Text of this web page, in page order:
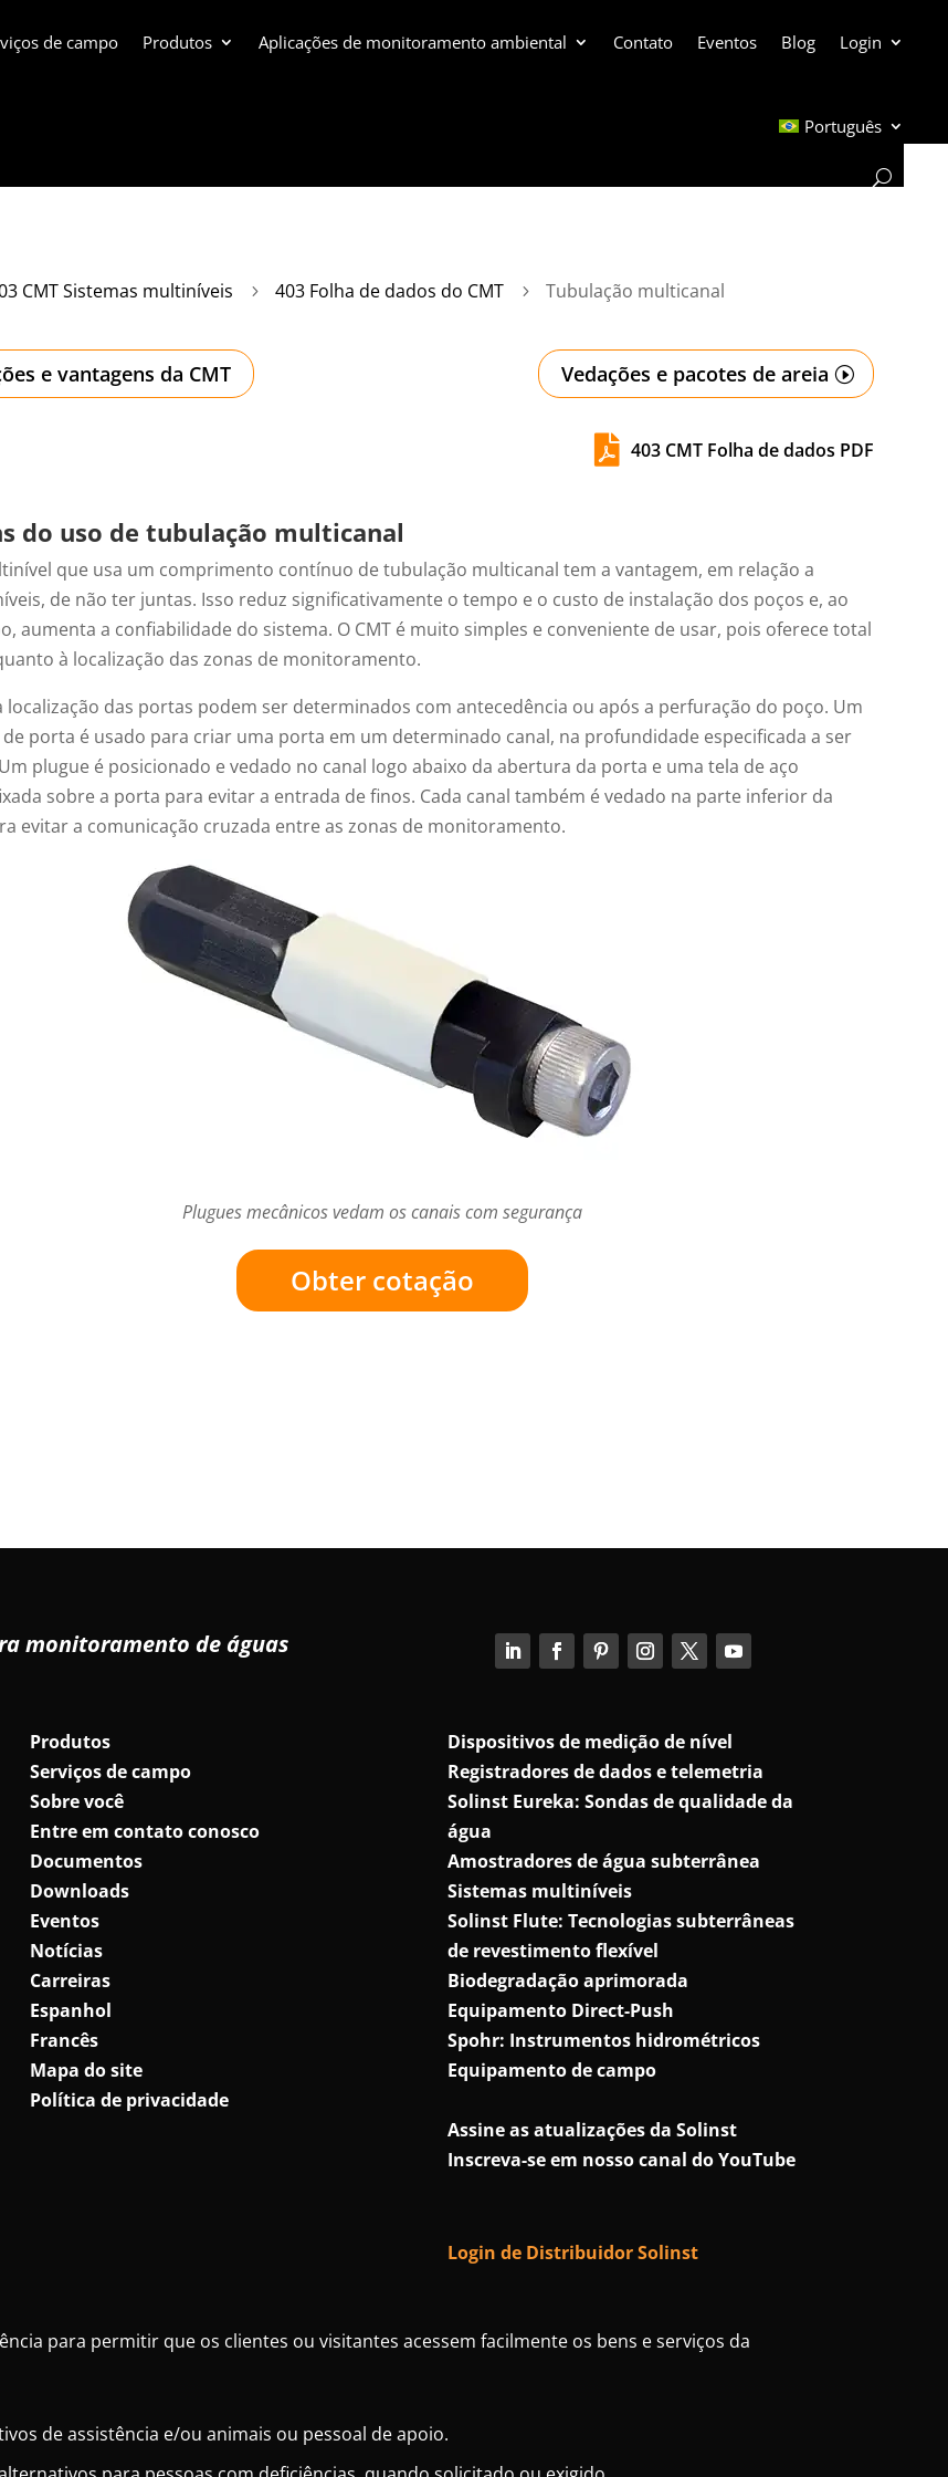
de campo Produtos Aplicações de monitoramento ambiental Contato Eventos Blog Login
Português
CMT Sistemas multiníveis 5 403 Folha de dados do CMT 5 Tubulação multicanal
e vantagens da CMT Vedações e pacotes de areia
 403 CMT Folha de dados PDF
do uso de tubulação multicanal
que usa um comprimento contínuo de tubulação multicanal tem a vantagem, em relação a
de não ter juntas. Isso reduz significativamente o tempo e o custo de instalação dos poços e, ao
aumenta a confiabilidade do sistema. O CMT é muito simples e conveniente de usar, pois oferece total
à localização das zonas de monitoramento.
localização das portas podem ser determinados com antecedência ou após a perfuração do poço. Um
porta é usado para criar uma porta em um determinado canal, na profundidade especificada a ser
plugue é posicionado e vedado no canal logo abaixo da abertura da porta e uma tela de aço
sobre a porta para evitar a entrada de finos. Cada canal também é vedado na parte inferior da
evitar a comunicação cruzada entre as zonas de monitoramento.
Plugues mecânicos vedam os canais com segurança
Obter cotação
monitoramento de águas
Produtos
Serviços de campo
Sobre você
Entre em contato conosco
Documentos
Downloads
Eventos
Notícias
Carreiras
Espanhol
Francês
Mapa do site
Política de privacidade
Dispositivos de medição de nível
Registradores de dados e telemetria
Solinst Eureka: Sondas de qualidade da
água
Amostradores de água subterrânea
Sistemas multiníveis
Solinst Flute: Tecnologias subterrâneas
de revestimento flexível
Biodegradação aprimorada
Equipamento Direct-Push
Spohr: Instrumentos hidrométricos
Equipamento de campo
Assine as atualizações da Solinst
Inscreva-se em nosso canal do YouTube
Login de Distribuidor Solinst
para permitir que os clientes ou visitantes acessem facilmente os bens e serviços da
de assistência e/ou animais ou pessoal de apoio.